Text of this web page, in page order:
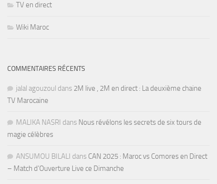
TV en direct
Wiki Maroc
COMMENTAIRES RÉCENTS
jalal agouzoul dans 2M live , 2M en direct : La deuxième chaine
TV Marocaine
MALIKA NASRI dans Nous révélons les secrets de six tours de
magie célèbres
ANSUMOU BILALI dans CAN 2025 : Maroc vs Comores en Direct
– Match d’Ouverture Live ce Dimanche